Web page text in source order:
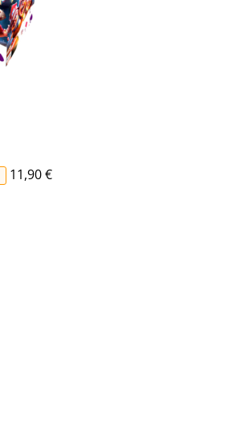
11,90€